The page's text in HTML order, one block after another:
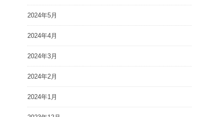
2024年5月
2024年4月
2024年3月
2024年2月
2024年1月